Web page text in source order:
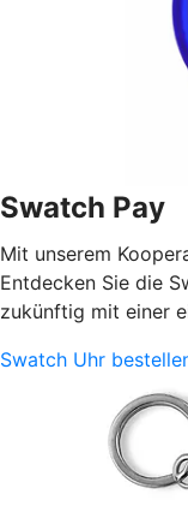
Swatch Pay
Mit unserem
Entdecken Sie die
zukünftig mit einer
Swatch Uhr